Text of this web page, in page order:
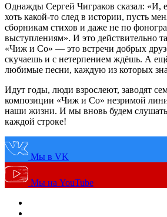
Однажды Сергей Чиграков сказал: «И,
хоть какой-то след в истории, пусть
сборникам стихов и даже не по
выступлениям». И это действительно
«Чиж и Co» — это встречи добрых
скучаешь и c нетерпением ждёшь. А
любимые песни, каждую из которых
Идут годы, люди взрослеют, заводят
композиции «Чиж и Co» незримой
наши жизни. И мы вновь будем
каждой строке!
Мы в VK
Мы на YouTube